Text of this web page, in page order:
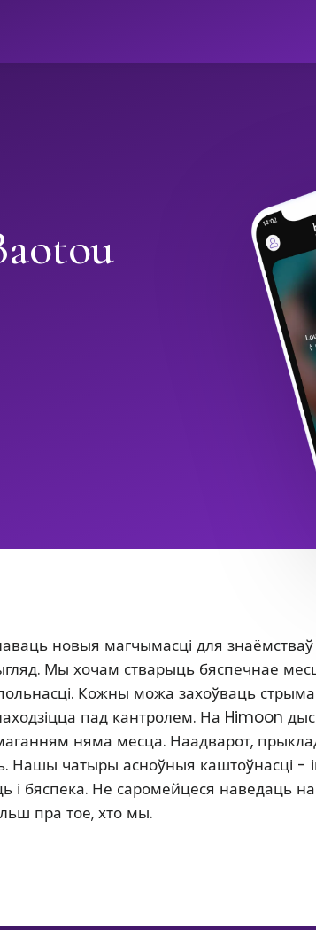
новыя магчымасці для знаёмстваў
Мы хочам стварыць бяспечнае
Кожны можа захоўваць
пад кантролем. На Himoon
няма месца. Наадварот,
Нашы чатыры асноўныя каштоўнасці -
і бяспека. Не саромейцеся наведаць
пра тое, хто мы.